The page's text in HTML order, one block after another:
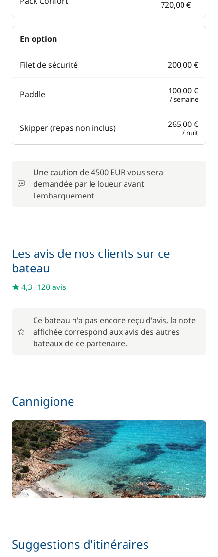
720,00 €
En option
Filet de sécurité 200,00 €
Paddle 100,00 €
/ semaine
Skipper (repas non inclus) 265,00 €
/ nuit
Une caution de 4500 EUR vous sera
demandée par le loueur avant
l'embarquement
Les avis de nos clients sur ce
bateau
4,3 · 120 avis
Ce bateau n'a pas encore reçu d'avis, la note
affichée correspond aux avis des autres
bateaux de ce partenaire.
Cannigione
Suggestions d'itinéraires